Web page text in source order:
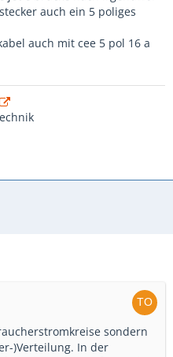
auch ein 5 poliges
auch mit cee 5 pol 16 a
sondern
)Verteilung. In der